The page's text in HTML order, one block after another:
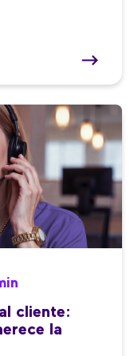
cliente:
la